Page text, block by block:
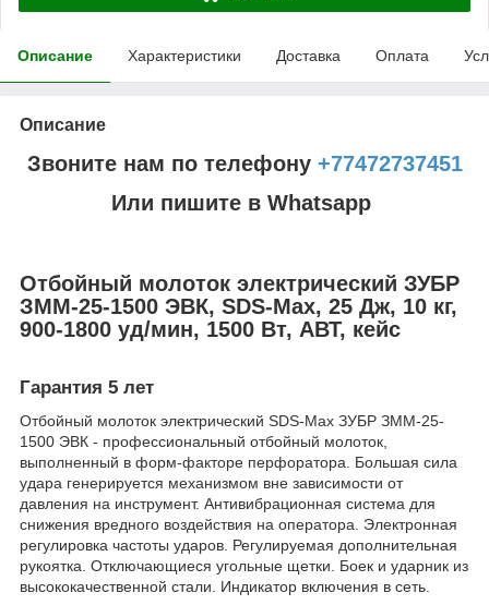
Описание Характеристики Доставка Оплата
Описание
Звоните нам по телефону +77472737451
Или пишите в Whatsapp
Отбойный молоток электрический ЗУБР
ЗММ-25-1500 ЭВК, SDS-Max, 25 Дж, 10 кг,
900-1800 уд/мин, 1500 Вт, АВТ, кейс
Гарантия 5 лет
Отбойный молоток электрический SDS-Max ЗУБР ЗММ-25-
1500 ЭВК - профессиональный отбойный молоток,
выполненный в форм-факторе перфоратора. Большая сила
удара генерируется механизмом вне зависимости от
давления на инструмент. Антивибрационная система для
снижения вредного воздействия на оператора. Электронная
регулировка частоты ударов. Регулируемая дополнительная
рукоятка. Отключающиеся угольные щетки. Боек и ударник из
высококачественной стали. Индикатор включения в сеть.